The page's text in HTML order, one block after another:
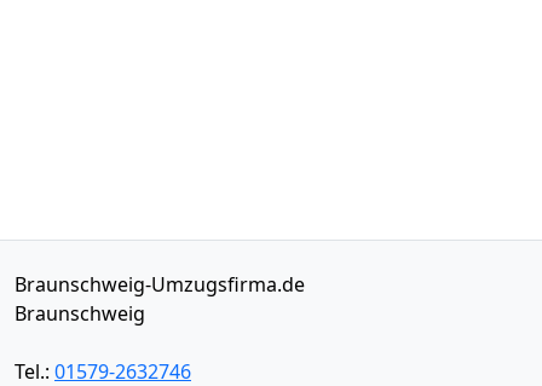
Braunschweig-Umzugsfirma.de
Braunschweig
Tel.: 01579-2632746